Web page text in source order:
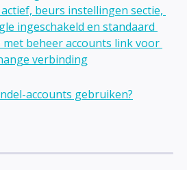
accounts gebruiken?